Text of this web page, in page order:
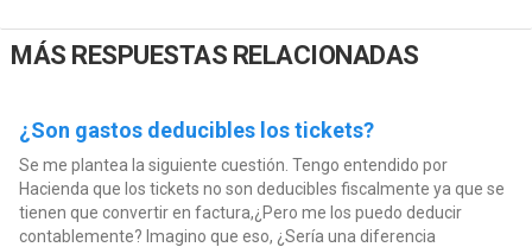
MÁS RESPUESTAS RELACIONADAS
¿Son gastos deducibles los tickets?
Se me plantea la siguiente cuestión. Tengo entendido por
Hacienda que los tickets no son deducibles fiscalmente ya que se
tienen que convertir en factura,¿Pero me los puedo deducir
contablemente? Imagino que eso, ¿Sería una diferencia